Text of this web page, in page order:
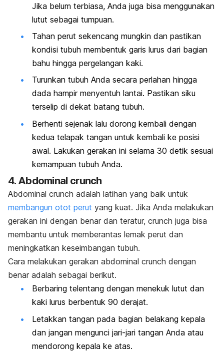
Jika belum terbiasa, Anda juga bisa menggunakan
lutut sebagai tumpuan.
Tahan perut sekencang mungkin dan pastikan
kondisi tubuh membentuk garis lurus dari bagian
bahu hingga pergelangan kaki.
Turunkan tubuh Anda secara perlahan hingga
dada hampir menyentuh lantai. Pastikan siku
terselip di dekat batang tubuh.
Berhenti sejenak lalu dorong kembali dengan
kedua telapak tangan untuk kembali ke posisi
awal. Lakukan gerakan ini selama 30 detik sesuai
kemampuan tubuh Anda.
4. Abdominal crunch
Abdominal crunch adalah latihan yang baik untuk
membangun otot perut yang kuat. Jika Anda melakukan
gerakan ini dengan benar dan teratur, crunch juga bisa
membantu untuk memberantas lemak perut dan
meningkatkan keseimbangan tubuh.
Cara melakukan gerakan abdominal crunch dengan
benar adalah sebagai berikut.
Berbaring telentang dengan menekuk lutut dan
kaki lurus berbentuk 90 derajat.
Letakkan tangan pada bagian belakang kepala
dan jangan mengunci jari-jari tangan Anda atau
mendorong kepala ke atas.